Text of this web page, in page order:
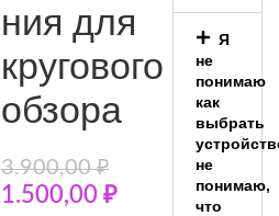
ния для
кругового
обзора
3.900,00₽
1.500,00 ₽
Я
не
понимаю
как
выбрать
не
понимаю,
что